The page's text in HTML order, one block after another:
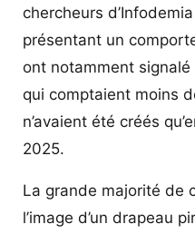
chercheurs
présentant un
ont notamment
qui comptaient moins
n’avaient été créés
2025.
La grande majorité de
l’image d’un drapeau